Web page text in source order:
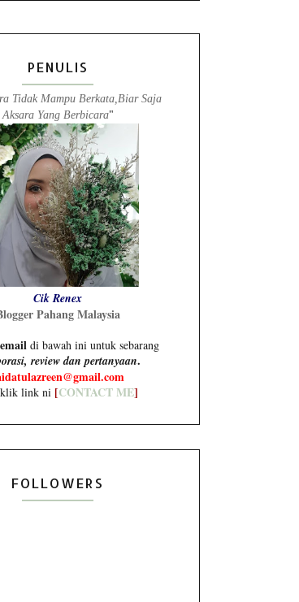
PENULIS
Tidak Mampu Berkata,Biar Saja
Aksara Yang Berbicara"
Cik Renex
Pahang Malaysia
emaildi bawah ini untuk sebarang
review dan pertanyaan.
klik link ni [CONTACT ME]
FOLLOWERS